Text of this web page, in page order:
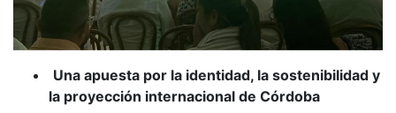
Una apuesta por la identidad, la sostenibilidad y
la proyección internacional de Córdoba